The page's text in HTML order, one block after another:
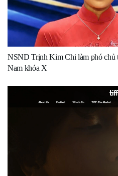
NSND Trịnh Kim Chi làm phó chủ
Nam khóa X